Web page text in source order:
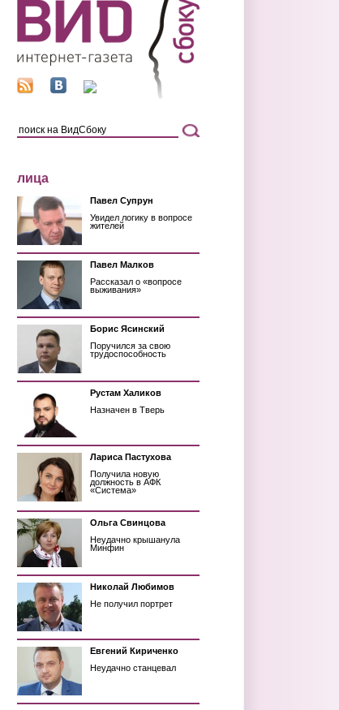
лица
Павел Супрун
Увидел логику в вопросе
жителей
Павел Малков
Рассказал о «вопросе
выживания»
Борис Ясинский
Поручился за свою
трудоспособность
Рустам Халиков
Назначен в Тверь
Лариса Пастухова
Получила новую
должность в АФК
«Система»
Ольга Свинцова
Неудачно крышанула
Минфин
Николай Любимов
Не получил портрет
Евгений Кириченко
Неудачно станцевал